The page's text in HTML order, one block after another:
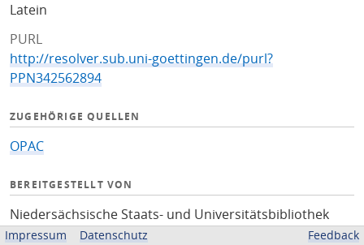
Latein
PURL
http://resolver.sub.uni-goettingen.de/purl?
PPN342562894
ZUGEHÖRIGE QUELLEN
OPAC
BEREITGESTELLT VON
Niedersächsische Staats- und Universitätsbibliothek
Göttingen
Impressum Datenschutz Feedback